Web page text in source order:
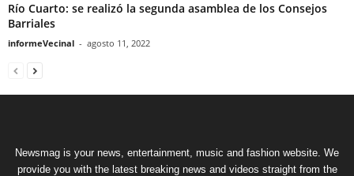
Río Cuarto: se realizó la segunda asamblea de los Consejos
Barriales
informeVecinal - agosto 11, 2022
Newsmag is your news, entertainment, music and fashion website. We
provide you with the latest breaking news and videos straight from the